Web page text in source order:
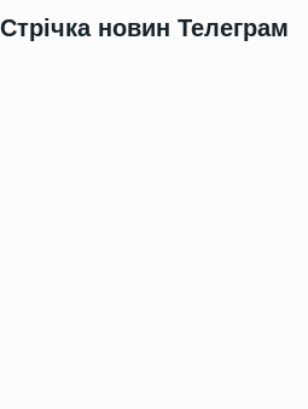
Стрічка новин Телеграм